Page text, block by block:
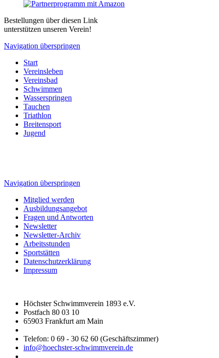
Bestellungen über diesen Link
unterstützen unseren Verein!
Navigation überspringen
Start
Vereinsleben
Vereinsbad
Schwimmen
Wasserspringen
Tauchen
Triathlon
Breitensport
Jugend
Navigation überspringen
Mitglied werden
Ausbildungsangebot
Fragen und Antworten
Newsletter
Newsletter-Archiv
Arbeitsstunden
Sportstätten
Datenschutzerklärung
Impressum
Höchster Schwimmverein 1893 e.V.
Postfach 80 03 10
65903 Frankfurt am Main
Telefon: 0 69 - 30 62 60 (Geschäftszimmer)
info@hoechster-schwimmverein.de